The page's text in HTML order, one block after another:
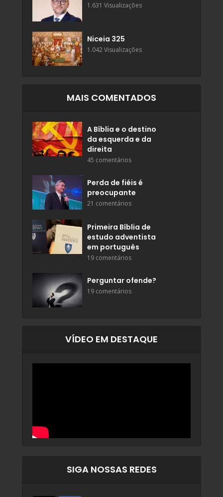
1.631 Visualizações
Niceia 325
1.042 Visualizações
MAIS COMENTADOS
A Bíblia e o destino
da esquerda e da
direita
45 comentários
Perda de fiéis é
preocupante
21 comentários
Primeira Bíblia de
estudo adventista
em português
19 comentários
Perguntar ofende?
19 comentários
VÍDEO EM DESTAQUE
SIGA NOSSAS REDES